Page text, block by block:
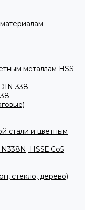
металлам HSS-
338
стали и цветным
HSSЕ Со5
стекло, дерево)